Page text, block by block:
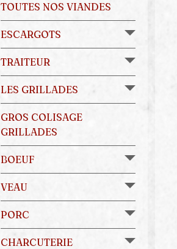
TOUTES NOS VIANDES
ESCARGOTS
TRAITEUR
LES GRILLADES
GROS COLISAGE
GRILLADES
BOEUF
VEAU
PORC
CHARCUTERIE